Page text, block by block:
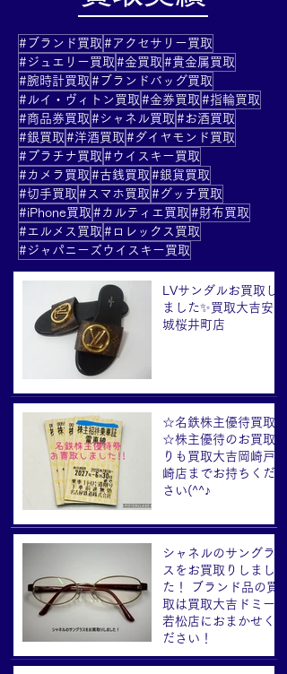
#ブランド買取 #アクセサリー買取
#ジュエリー買取 #金買取 #貴金属買取
#腕時計買取 #ブランドバッグ買取
#ルイ・ヴィトン買取 #金券買取 #指輪買取
#商品券買取 #シャネル買取 #お酒買取
#銀買取 #洋酒買取 #ダイヤモンド買取
#プラチナ買取 #ウイスキー買取
#カメラ買取 #古銭買取 #銀貨買取
#切手買取 #スマホ買取 #グッチ買取
#iPhone買取 #カルティエ買取 #財布買取
#エルメス買取 #ロレックス買取
#ジャパニーズウイスキー買取
LVサンダルお買取し
ました✨買取大吉安
城桜井町店
☆名鉄株主優待買取
☆株主優待のお買取
りも買取大吉岡崎戸
崎店までお持ちくだ
さい(^^♪
シャネルのサングラ
スをお買取りしまし
た！ ブランド品の買
取は買取大吉ドミー
若松店におまかせく
ださい！